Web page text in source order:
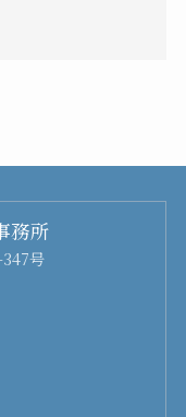
務所
号